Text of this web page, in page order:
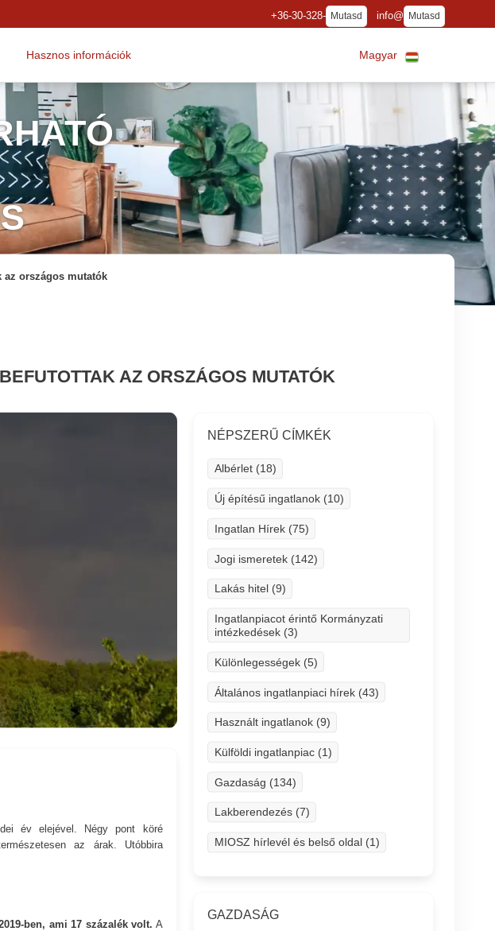
+36-30-328- Mutasd info@ Mutasd
Hasznos információk Magyar
az országos mutatók
AZ ORSZÁGOS MUTATÓK
év elejével. Négy pont köré
az árak. Utóbbira
ben, ami 17 százalék volt. A
NÉPSZERŰ CÍMKÉK
Albérlet (18)
Új építésű ingatlanok (10)
Ingatlan Hírek (75)
Jogi ismeretek (142)
Lakás hitel (9)
Ingatlanpiacot érintő Kormányzati
intézkedések (3)
Különlegességek (5)
Általános ingatlanpiaci hírek (43)
Használt ingatlanok (9)
Külföldi ingatlanpiac (1)
Gazdaság (134)
Lakberendezés (7)
MIOSZ hírlevél és belső oldal (1)
GAZDASÁG